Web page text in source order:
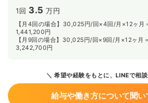
1回 3.5 万円
【月4回の場合】30,025円/回×4回/月×12ヶ月
1,441,200円
【月9回の場合】30,025円/回×9回/月×12ヶ月
3,242,700円
希望や経験をもとに、LINEで相
給与や働き方について聞い